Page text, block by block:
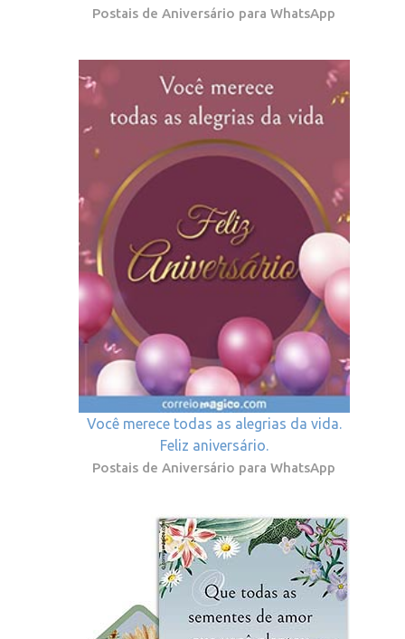
Postais de Aniversário para WhatsApp
Você merece todas as alegrias da vida.
Feliz aniversário.
Postais de Aniversário para WhatsApp